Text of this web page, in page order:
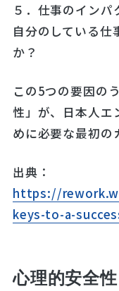
５．仕事のイン
自分のしている仕
か？
この5つの要因の
性」が、日本人エ
めに必要な最初の
出典：
https://
keys-to-a-
心理的安全